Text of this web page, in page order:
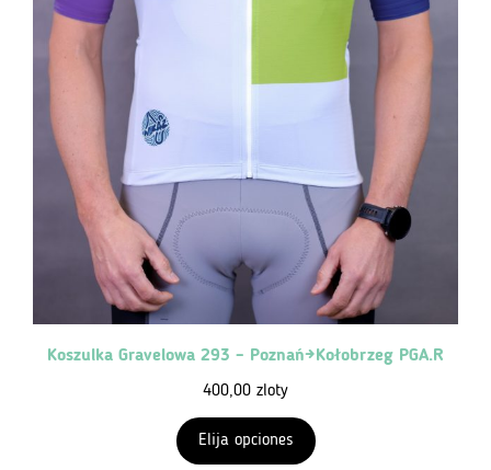
Koszulka Gravelowa 293 – Poznań→Kołobrzeg PGA.R
400,00 zloty
Elija opciones